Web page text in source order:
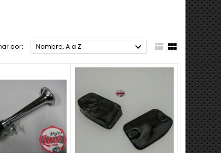
por: Nombre, A a Z   